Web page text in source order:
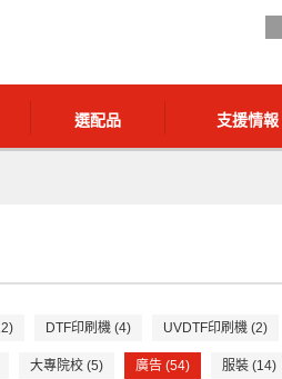
選配品 支援情報
DTF印刷機 (4) UVDTF印刷機 (2)
大專院校 (5) 廣告 (54) 服裝 (14)